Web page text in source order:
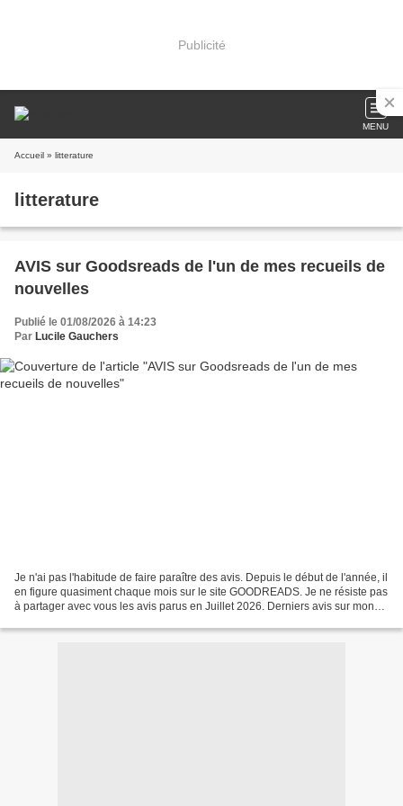
Publicité
MENU
Accueil » litterature
litterature
AVIS sur Goodsreads de l'un de mes recueils de
nouvelles
Publié le 01/08/2026 à 14:23
Par Lucile Gauchers
Je n'ai pas l'habitude de faire paraître des avis. Depuis le début de l'année, il
en figure quasiment chaque mois sur le site GOODREADS. Je ne résiste pas
à partager avec vous les avis parus en Juillet 2026. Derniers avis sur mon